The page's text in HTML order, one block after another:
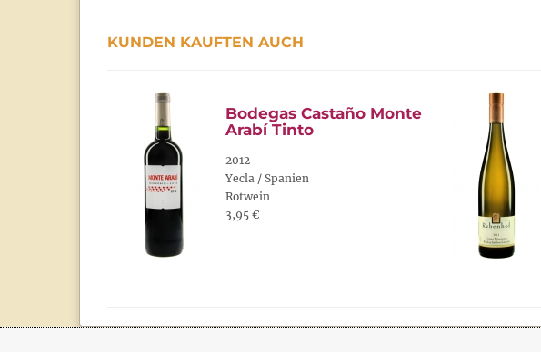
KUNDEN KAUFTEN AUCH
Bodegas Castaño Monte
Arabí Tinto
2012
Yecla / Spanien
Rotwein
3,95 €